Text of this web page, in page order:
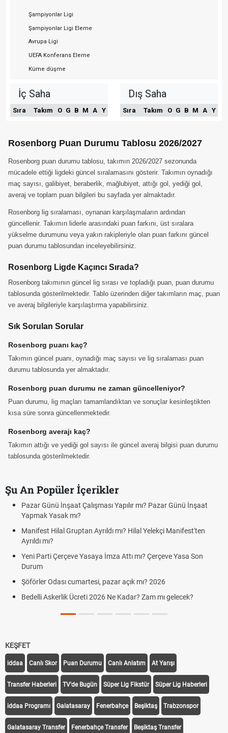
Şampiyonlar Ligi
Şampiyonlar Ligi Eleme
Avrupa Ligi
UEFA Konferans Eleme
Küme düşme
İç Saha
Sıra Takım O G B M A Y
Dış Saha
Sıra Takım O G B M A Y
Rosenborg Puan Durumu Tablosu 2026/2027
Rosenborg puan durumu tablosu, takımın 2026/2027 sezonunda
mücadele ettiği ligdeki güncel sıralamasını gösterir. Takımın oynadığı
maç sayısı, galibiyet, beraberlik, mağlubiyet, attığı gol, yediği gol,
averaj ve toplam puan bilgileri bu sayfada yer almaktadır.
Rosenborg lig sıralaması, oynanan karşılaşmaların ardından
güncellenir. Takımın liderle arasındaki puan farkını, üst sıralara
yükselme durumunu veya yakın rakipleriyle olan puan farkını güncel
puan durumu tablosundan inceleyebilirsiniz.
Rosenborg Ligde Kaçıncı Sırada?
Rosenborg takımının güncel lig sırası ve topladığı puan, puan durumu
tablosunda gösterilmektedir. Tablo üzerinden diğer takımların maç, puan
ve averaj bilgileriyle karşılaştırma yapabilirsiniz.
Sık Sorulan Sorular
Rosenborg puanı kaç?
Takımın güncel puanı, oynadığı maç sayısı ve lig sıralaması puan
durumu tablosunda yer almaktadır.
Rosenborg puan durumu ne zaman güncelleniyor?
Puan durumu, lig maçları tamamlandıktan ve sonuçlar kesinleştikten
kısa süre sonra güncellenmektedir.
Rosenborg averajı kaç?
Takımın attığı ve yediği gol sayısı ile güncel averaj bilgisi puan durumu
tablosunda gösterilmektedir.
Şu An Popüler İçerikler
Pazar Günü İnşaat Çalışması Yapılır mı? Pazar Günü İnşaat
Yapmak Yasak mı?
Manifest Hilal Gruptan Ayrıldı mı? Hilal Yelekçi Manifest'ten
Ayrıldı mı?
Yeni Parti Çerçeve Yasaya İmza Attı mı? Çerçeve Yasa Son
Durum
Şöförler Odası cumartesi, pazar açık mı? 2026
Bedelli Askerlik Ücreti 2026 Ne Kadar? Zam mı gelecek?
KEŞFET
iddaa Canlı Skor Puan Durumu Canlı Anlatım At Yarışı
Transfer Haberleri TV'de Bugün Süper Lig Fikstür Süper Lig Haberleri
iddaa Programı Galatasaray Fenerbahçe Beşiktaş Trabzonspor
Galatasaray Transfer Fenerbahçe Transfer Beşiktaş Transfer